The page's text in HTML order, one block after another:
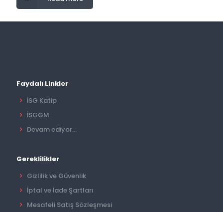
Faydalı Linkler
İSG Katip
İSGGM
Devam ediyor...
Gereklilikler
Gizlilik ve Güvenlik
İptal ve İade Şartları
Mesafeli Satış Sözleşmesi